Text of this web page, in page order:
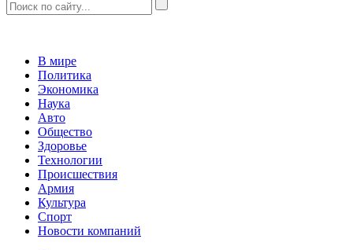
В мире
Политика
Экономика
Наука
Авто
Общество
Здоровье
Технологии
Происшествия
Армия
Культура
Спорт
Новости компаний